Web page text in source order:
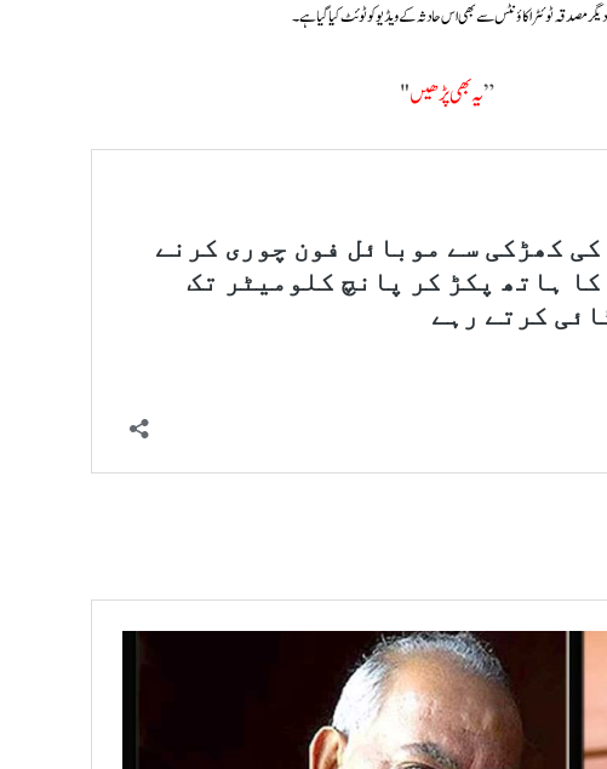
مصدقہ ٹوئٹر اکاؤنٹس سے بھی اس حادثہ کے ویڈیو کو ٹوئٹ کیا گیا ہے۔
”یہ بھی پڑھیں"